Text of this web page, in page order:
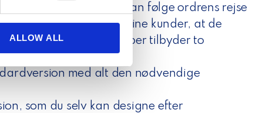
ALLOW ALL
mail til kunden, så de kan følge ordrens rejse
stor tilfredshed hos dine kunder, at de
på ordren. Webshipper tilbyder to
med alt den nødvendige
som du selv kan designe efter